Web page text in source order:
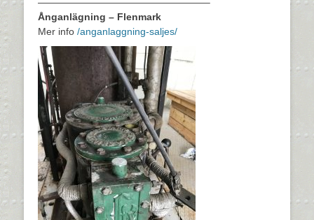
Ånganlägning – Flenmark
Mer info /anganlaggning-saljes/